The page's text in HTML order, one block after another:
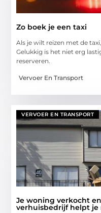
Zo boek je een taxi
Als je wilt reizen met de
Gelukkig is het niet erg
reserveren.
Vervoer En Transport
VERVOER EN TRANSPORT
Je woning verkocht
verhuisbedrijf helpt je